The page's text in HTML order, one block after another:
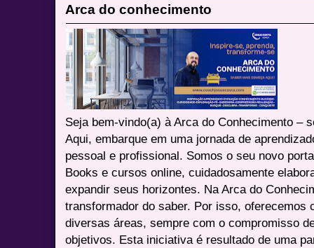
Arca do conhecimento
Seja bem-vindo(a) à Arca do Conhecimento –
Aqui, embarque em uma jornada de
pessoal e profissional. Somos o seu novo
Books e cursos online, cuidadosamente
expandir seus horizontes. Na Arca do
transformador do saber. Por isso, oferecemos
diversas áreas, sempre com o compromisso
objetivos. Esta iniciativa é resultado de uma